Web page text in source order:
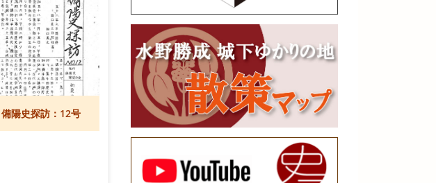
備陽史探訪：12号